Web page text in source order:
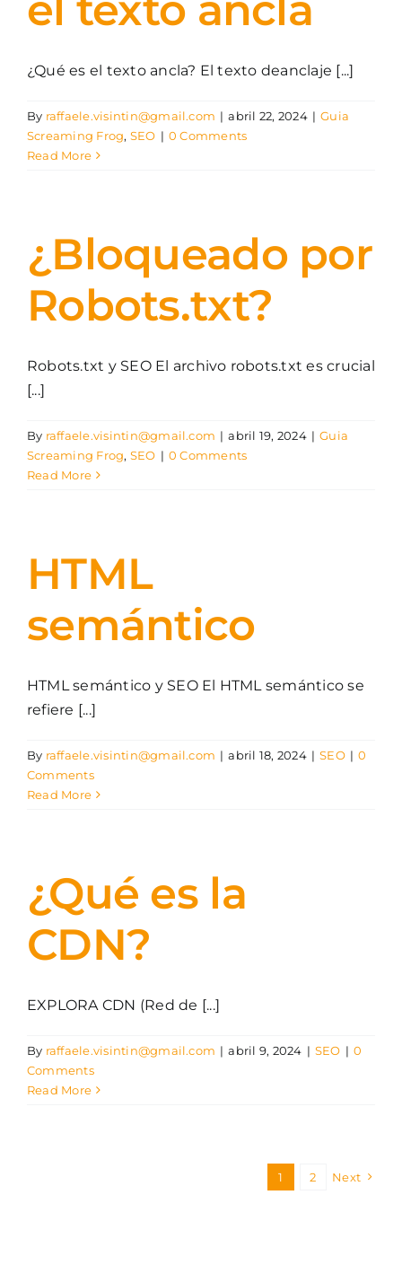
¿Qué es el texto ancla? El texto deanclaje [...]
By raffaele.visintin@gmail.com | abril 22, 2024 | Guia
Screaming Frog, SEO | 0 Comments
Read More
¿Bloqueado por
Robots.txt?
Robots.txt y SEO El archivo robots.txt es crucial
[...]
By raffaele.visintin@gmail.com | abril 19, 2024 | Guia
Screaming Frog, SEO | 0 Comments
Read More
HTML
semántico
HTML semántico y SEO El HTML semántico se
refiere [...]
By raffaele.visintin@gmail.com | abril 18, 2024 | SEO | 0
Comments
Read More
¿Qué es la
CDN?
EXPLORA CDN (Red de [...]
By raffaele.visintin@gmail.com | abril 9, 2024 | SEO | 0
Comments
Read More
1 2 Next